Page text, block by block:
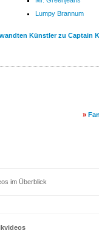
Lumpy Brannum
Künstler zu Captain
»
im Überblick